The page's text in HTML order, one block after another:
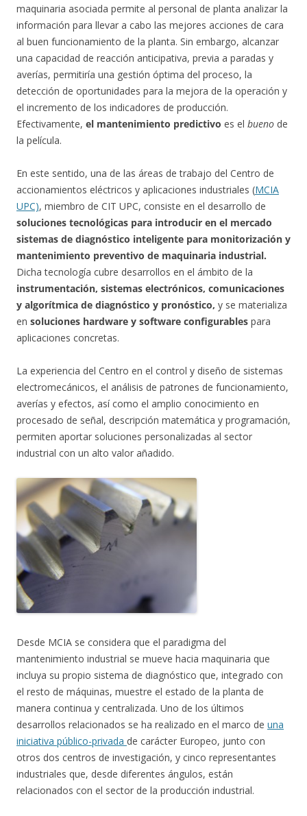
maquinaria asociada permite al personal de planta analizar la
información para llevar a cabo las mejores acciones de cara
al buen funcionamiento de la planta. Sin embargo, alcanzar
una capacidad de reacción anticipativa, previa a paradas y
averías, permitiría una gestión óptima del proceso, la
detección de oportunidades para la mejora de la operación y
el incremento de los indicadores de producción.
Efectivamente, el mantenimiento predictivo es el bueno de
la película.
En este sentido, una de las áreas de trabajo del Centro de
accionamientos eléctricos y aplicaciones industriales (MCIA
UPC), miembro de CIT UPC, consiste en el desarrollo de
soluciones tecnológicas para introducir en el mercado
sistemas de diagnóstico inteligente para monitorización y
mantenimiento preventivo de maquinaria industrial.
Dicha tecnología cubre desarrollos en el ámbito de la
instrumentación, sistemas electrónicos, comunicaciones
y algorítmica de diagnóstico y pronóstico, y se materializa
en soluciones hardware y software configurables para
aplicaciones concretas.
La experiencia del Centro en el control y diseño de sistemas
electromecánicos, el análisis de patrones de funcionamiento,
averías y efectos, así como el amplio conocimiento en
procesado de señal, descripción matemática y programación,
permiten aportar soluciones personalizadas al sector
industrial con un alto valor añadido.
Desde MCIA se considera que el paradigma del
mantenimiento industrial se mueve hacia maquinaria que
incluya su propio sistema de diagnóstico que, integrado con
el resto de máquinas, muestre el estado de la planta de
manera continua y centralizada. Uno de los últimos
desarrollos relacionados se ha realizado en el marco de una
iniciativa público-privada de carácter Europeo, junto con
otros dos centros de investigación, y cinco representantes
industriales que, desde diferentes ángulos, están
relacionados con el sector de la producción industrial.